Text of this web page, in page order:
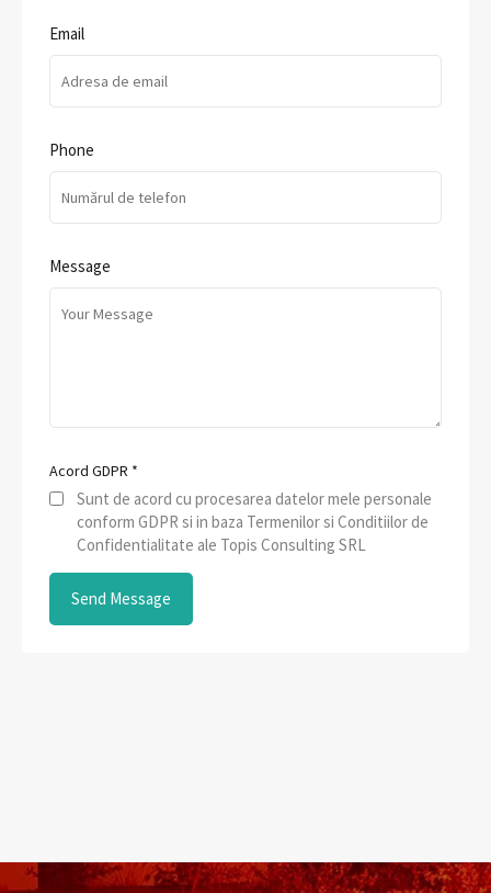
Email
Phone
Message
Acord GDPR *
Sunt de acord cu procesarea datelor mele personale
conform GDPR si in baza Termenilor si Conditiilor de
Confidentialitate ale Topis Consulting SRL